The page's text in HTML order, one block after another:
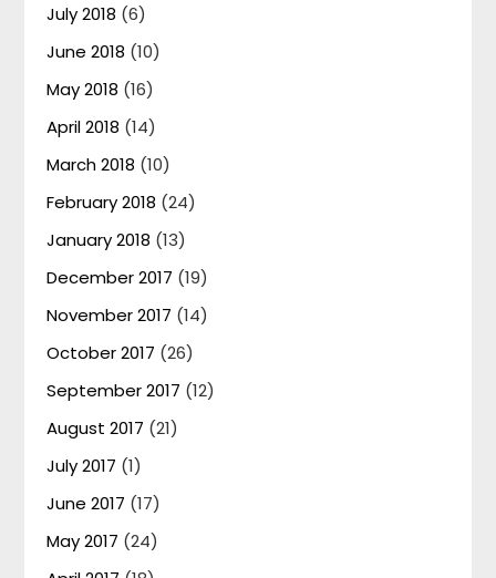
July 2018 (6)
June 2018 (10)
May 2018 (16)
April 2018 (14)
March 2018 (10)
February 2018 (24)
January 2018 (13)
December 2017 (19)
November 2017 (14)
October 2017 (26)
September 2017 (12)
August 2017 (21)
July 2017 (1)
June 2017 (17)
May 2017 (24)